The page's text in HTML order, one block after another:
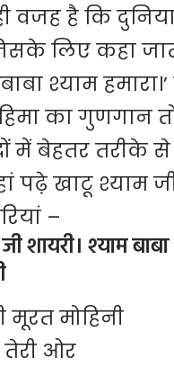
वजह है कि
लिए कहा
श्याम हमारा।’
का गुणगान
में बेहतर तरीके से
पढ़े खाटू श्याम
–
शायरी। श्याम
मूरत मोहिनी
ओर